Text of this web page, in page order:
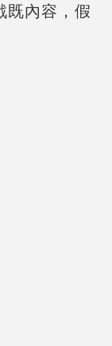
既內容，假